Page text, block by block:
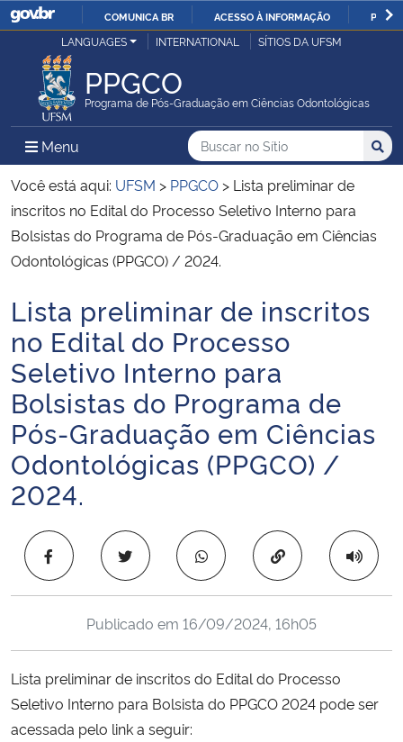
IR
COMUNICA BR ACESSO À INFORMAÇÃO
Ministério da Justiça e Segurança Pública
Ministério da Defesa
Ministério das Relações Exteriores
Ministério da Economia
Ministério da Infraestrutura
Ministério da Agricultura, Pecuária e Abastecimento
Ministério da Educação
Ministério da Cidadania
Ministério da Saúde
Ministério da Ciência, Tecnologia, Inovações e Comunicações
Ministério do Desenvolvimento Regional
LANGUAGES INTERNATIONAL SÍTIOS DA UFSM
PPGCO
Programa de Pós-Graduação em Ciências Odontológicas
Menu Menu Principal do Sítio
Busca
Buscar no no Sítio
Busca:
Você está aqui: UFSM > PPGCO > Lista preliminar de
inscritos no Edital do Processo Seletivo Interno para
Bolsistas do Programa de Pós-Graduação em Ciências
Odontológicas (PPGCO) / 2024.
Início do conteúdo
Lista preliminar de inscritos
no Edital do Processo
Seletivo Interno para
Bolsistas do Programa de
Pós-Graduação em Ciências
Odontológicas (PPGCO) /
2024.
Copiar para área
Publicado em 16/09/2024, 16h05
Lista preliminar de inscritos do Edital do Processo
Seletivo Interno para Bolsista do PPGCO 2024 pode ser
acessada pelo link a seguir: